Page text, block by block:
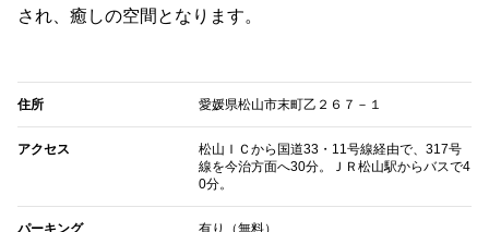
され、癒しの空間となります。
住所 愛媛県松山市末町乙２６７－１
アクセス
松山ＩＣから国道33・11号線経由で、317号
線を今治方面へ30分。ＪＲ松山駅からバスで4
0分。
パーキング 有り（無料）